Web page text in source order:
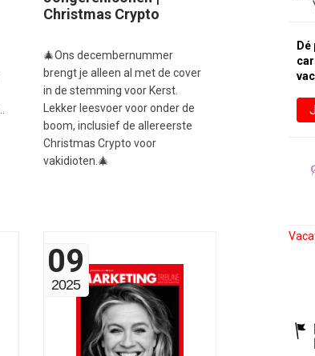
Christmas Crypto
🎄Ons decembernummer
brengt je alleen al met de cover
in de stemming voor Kerst.
Lekker leesvoer voor onder de
boom, inclusief de allereerste
Christmas Crypto voor
vakidioten.🎄
09
2025